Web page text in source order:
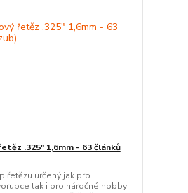
.325" 1,6mm - 63 článků
řetězu určený jak pro
tak i pro náročné hobby